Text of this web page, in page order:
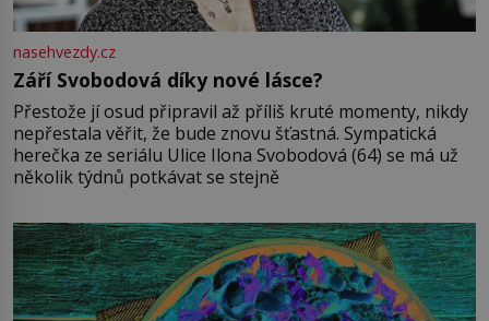
nasehvezdy.cz
Září Svobodová díky nové lásce?
Přestože jí osud připravil až příliš kruté momenty, nikdy
nepřestala věřit, že bude znovu šťastná. Sympatická
herečka ze seriálu Ulice Ilona Svobodová (64) se má už
několik týdnů potkávat se stejně